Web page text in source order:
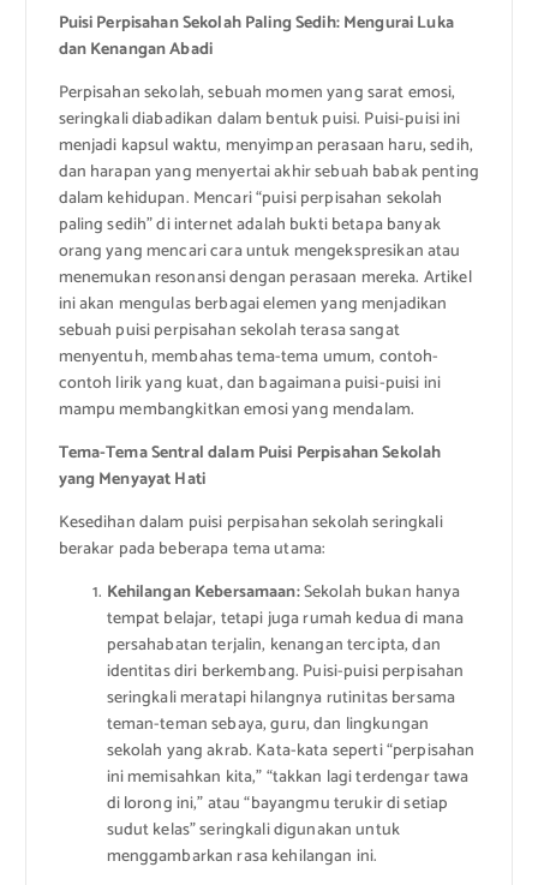
Puisi Perpisahan Sekolah Paling Sedih: Mengurai Luka
dan Kenangan Abadi
Perpisahan sekolah, sebuah momen yang sarat emosi,
seringkali diabadikan dalam bentuk puisi. Puisi-puisi ini
menjadi kapsul waktu, menyimpan perasaan haru, sedih,
dan harapan yang menyertai akhir sebuah babak penting
dalam kehidupan. Mencari “puisi perpisahan sekolah
paling sedih” di internet adalah bukti betapa banyak
orang yang mencari cara untuk mengekspresikan atau
menemukan resonansi dengan perasaan mereka. Artikel
ini akan mengulas berbagai elemen yang menjadikan
sebuah puisi perpisahan sekolah terasa sangat
menyentuh, membahas tema-tema umum, contoh-
contoh lirik yang kuat, dan bagaimana puisi-puisi ini
mampu membangkitkan emosi yang mendalam.
Tema-Tema Sentral dalam Puisi Perpisahan Sekolah
yang Menyayat Hati
Kesedihan dalam puisi perpisahan sekolah seringkali
berakar pada beberapa tema utama:
Kehilangan Kebersamaan:Sekolah bukan hanya
tempat belajar, tetapi juga rumah kedua di mana
persahabatan terjalin, kenangan tercipta, dan
identitas diri berkembang. Puisi-puisi perpisahan
seringkali meratapi hilangnya rutinitas bersama
teman-teman sebaya, guru, dan lingkungan
sekolah yang akrab. Kata-kata seperti “perpisahan
ini memisahkan kita,” “takkan lagi terdengar tawa
di lorong ini,” atau “bayangmu terukir di setiap
sudut kelas” seringkali digunakan untuk
menggambarkan rasa kehilangan ini.